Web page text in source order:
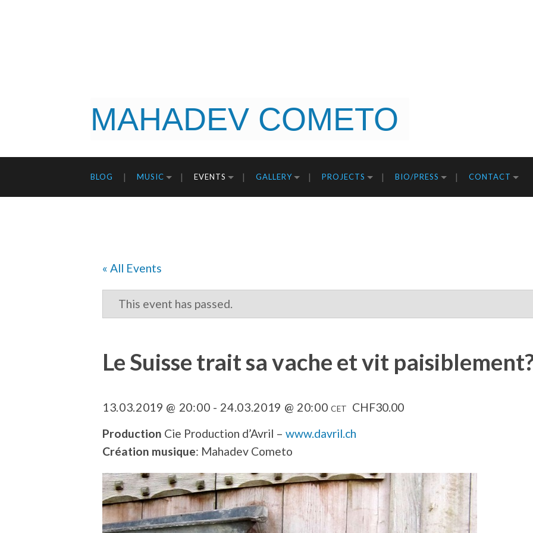
MAHADEV COMETO
BLOG MUSIC EVENTS GALLERY PROJECTS BIO/PRESS CONTACT
« All Events
This event has passed.
Le Suisse trait sa vache et vit
13.03.2019 @ 20:00 - 24.03.2019 @ 20:00 CET
CHF30.00
Production Cie Production d’Avril – www.davril.ch
Création musique: Mahadev Cometo